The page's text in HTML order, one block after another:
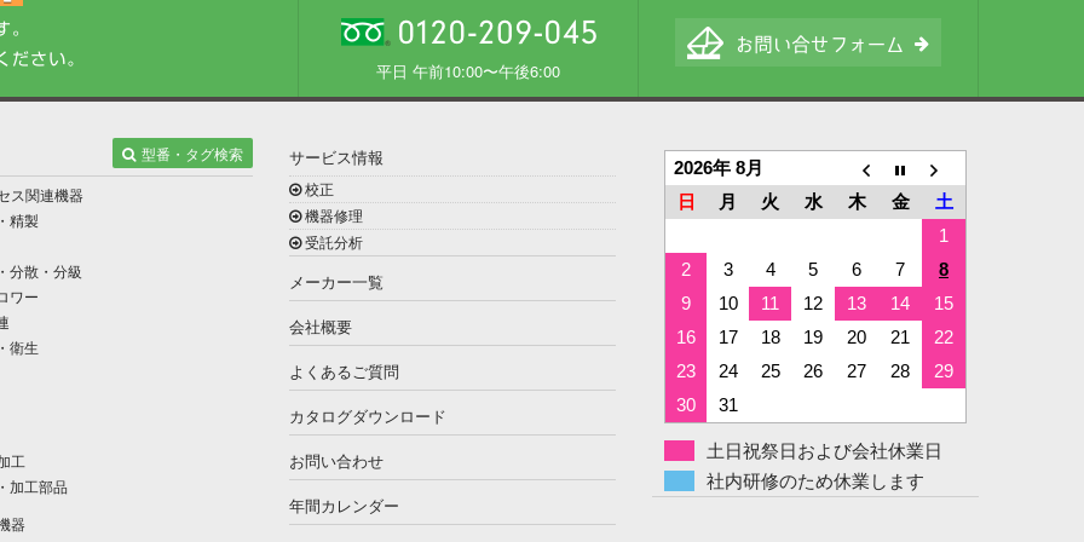
平日 午前10:00〜午後6:00
型番・タグ検索
ス関連機器
精製
分散・分級
ワー
衛生
工
加工部品
器
サービス情報
校正
機器修理
受託分析
メーカー一覧
会社概要
よくあるご質問
カタログダウンロード
お問い合わせ
年間カレンダー
2026年 8月
日
月 火 水 木 金
土
1
2
3 4 5 6 7
8
9
10 11 12 13 14
15
16
17 18 19 20 21
22
23
24 25 26 27 28
29
30
31
土日祝祭日および会社休業日
社内研修のため休業します